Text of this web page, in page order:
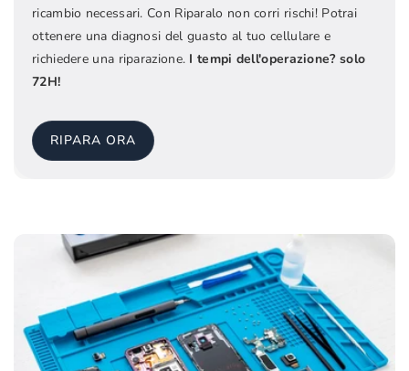
ricambio necessari. Con Riparalo non corri rischi! Potrai
ottenere una diagnosi del guasto al tuo cellulare e
richiedere una riparazione. I tempi dell'operazione? solo
72H!
RIPARA ORA